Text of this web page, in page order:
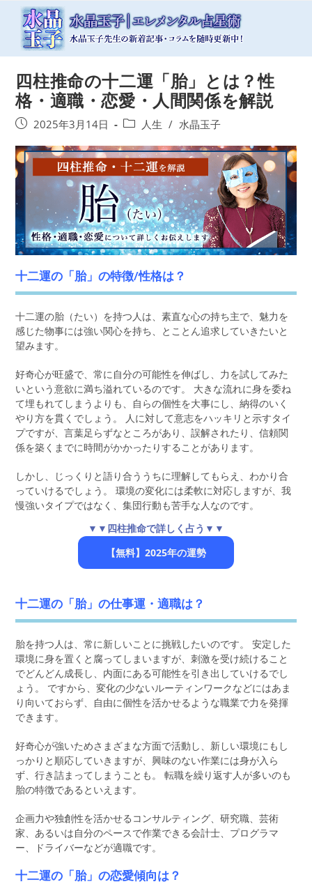
四柱推命の十二運「胎」とは？性
格・適職・恋愛・人間関係を解説
投
公
開
日:
2025年3月14日
投
カ
テ
リ
ー:
人生 / 水晶玉子
十二運の「胎」の特徴/性格は？
十二運の胎（たい）を持つ人は、素直な心の持ち主で、魅力を
感じた物事には強い関心を持ち、とことん追求していきたいと
望みます。
好奇心が旺盛で、常に自分の可能性を伸ばし、力を試してみた
いという意欲に満ち溢れているのです。 大きな流れに身を委ね
て埋もれてしまうよりも、自らの個性を大事にし、納得のいく
やり方を貫くでしょう。 人に対して意志をハッキリと示すタイ
プですが、言葉足らずなところがあり、誤解されたり、信頼関
係を築くまでに時間がかかったりすることがあります。
しかし、じっくりと語り合ううちに理解してもらえ、わかり合
っていけるでしょう。 環境の変化には柔軟に対応しますが、我
慢強いタイプではなく、集団行動も苦手な人なのです。
▼▼四柱推命で詳しく占う▼▼
【無料】2025年の運勢
十二運の「胎」の仕事運・適職は？
胎を持つ人は、常に新しいことに挑戦したいのです。 安定した
環境に身を置くと腐ってしまいますが、刺激を受け続けること
でどんどん成長し、内面にある可能性を引き出していけるでし
ょう。 ですから、変化の少ないルーティンワークなどにはあま
り向いておらず、自由に個性を活かせるような職業で力を発揮
できます。
好奇心が強いためさまざまな方面で活動し、新しい環境にもし
っかりと順応していきますが、興味のない作業には身が入ら
ず、行き詰まってしまうことも。 転職を繰り返す人が多いのも
胎の特徴であるといえます。
企画力や独創性を活かせるコンサルティング、研究職、芸術
家、あるいは自分のペースで作業できる会計士、プログラマ
ー、ドライバーなどが適職です。
十二運の「胎」の恋愛傾向は？